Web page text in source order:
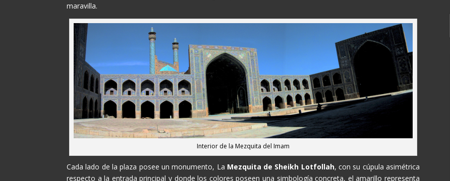
maravilla.
Interior de la Mezquita del Imam
Cada lado de la plaza posee un monumento, La Mezquita de Sheikh Lotfollah, con su cúpula asimétrica
respecto a la entrada principal y donde los colores poseen una simbología concreta, el amarillo representa